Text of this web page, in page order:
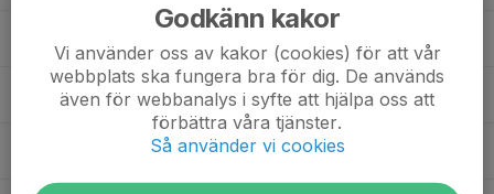
Rickard F.
Godkänn kakor
Vi använder oss av kakor (cookies) för att vår
webbplats ska fungera bra för dig. De används
även för webbanalys i syfte att hjälpa oss att
förbättra våra tjänster.
Så använder vi cookies